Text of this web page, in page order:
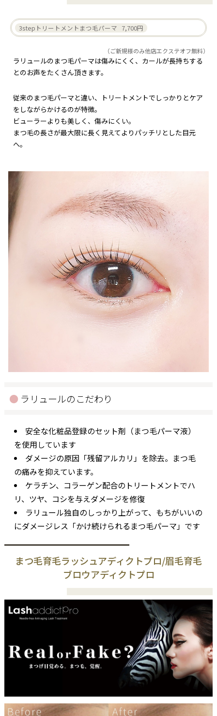
3stepトリートメントまつ毛パーマ 7,700円
（ご新規様のみ他店エクステオフ無料）
ラリュールのまつ毛パーマは傷みにくく、カールが長持ちする
とのお声をたくさん頂きます。
従来のまつ毛パーマと違い、トリートメントでしっかりとケア
をしながらかけるのが特徴。
ビューラーよりも美しく、傷みにくい。
まつ毛の長さが最大限に長く見えてよりパッチリとした目元
へ。
ラリュールのこだわり
安全な化粧品登録のセット剤（まつ毛パーマ液）
を使用しています
ダメージの原因「残留アルカリ」を除去。まつ毛
の痛みを抑えています。
ケラチン、コラーゲン配合のトリートメントでハ
リ、ツヤ、コシを与えダメージを修復
ラリュール独自のしっかり上がって、もちがいいの
にダメージレス「かけ続けられるまつ毛パーマ」です
まつ毛育毛ラッシュアディクトプロ/眉毛育毛
ブロウアディクトプロ